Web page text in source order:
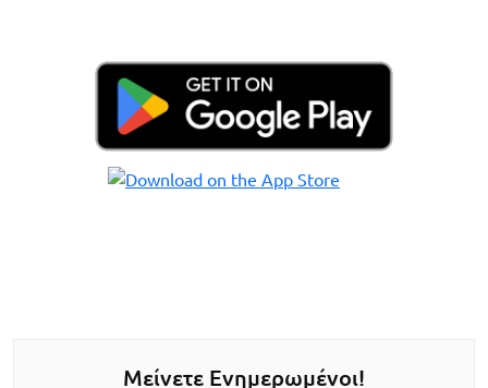
Μείνετε Ενημερωμένοι!